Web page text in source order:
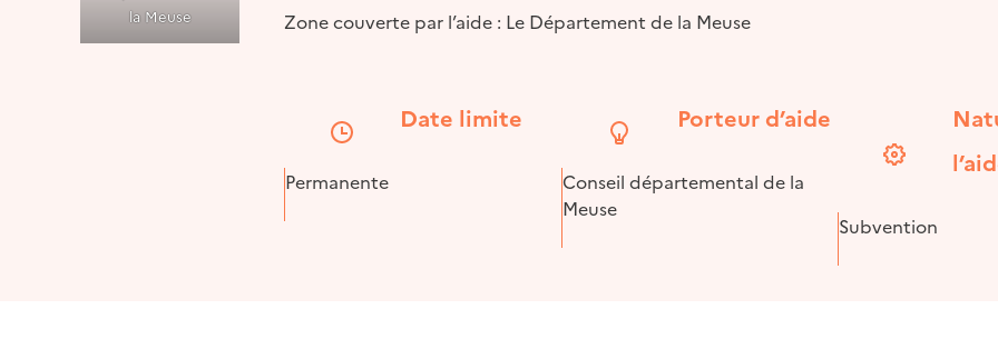
la Meuse
Zone couverte par l’aide : Le Département de la Meuse
Date limite
Permanente
Porteur d’aide
Conseil départemental de la
Meuse
Subvention